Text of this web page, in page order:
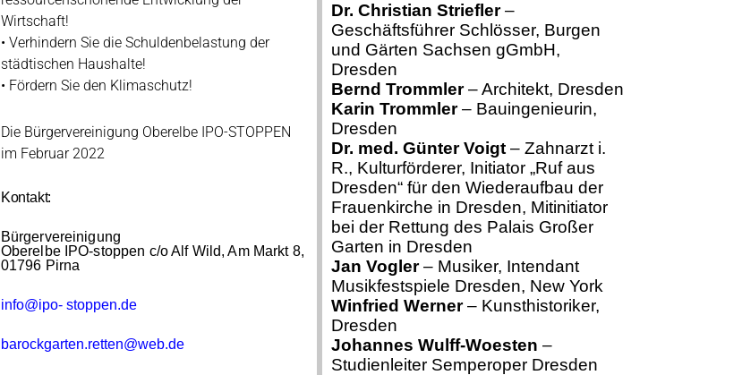
Wirtschaft!
• Verhindern Sie die Schuldenbelastung der
städtischen Haushalte!
• Fördern Sie den Klimaschutz!
Die Bürgervereinigung Oberelbe IPO-STOPPEN
im Februar 2022
Kontakt:
Bürgervereinigung
Oberelbe IPO-stoppen c/o Alf Wild, Am Markt 8,
01796 Pirna
info@ipo- stoppen.de
barockgarten.retten@web.de
Dr. Christian Striefler–
Geschäftsführer Schlösser, Burgen
und Gärten Sachsen gGmbH,
Dresden
Bernd Trommler– Architekt, Dresden
Karin Trommler– Bauingenieurin,
Dresden
Dr. med. Günter Voigt– Zahnarzt i.
R., Kulturförderer, Initiator „Ruf aus
Dresden“ für den Wiederaufbau der
Frauenkirche in Dresden, Mitinitiator
bei der Rettung des Palais Großer
Garten in Dresden
Jan Vogler– Musiker, Intendant
Musikfestspiele Dresden, New York
Winfried Werner– Kunsthistoriker,
Dresden
Johannes Wulff-Woesten –
Studienleiter Semperoper Dresden